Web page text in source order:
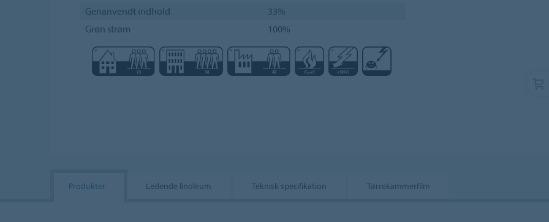
Genanvendt indhold
33%
Grøn strøm
100%
Produkter Ledende linoleum Teknisk specifikation Tørrekammerfilm